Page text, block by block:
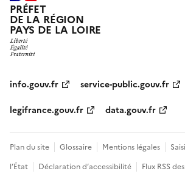
PRÉFET
DE LA RÉGION
PAYS DE LA LOIRE
info.gouv.fr
service-public.gouv.fr
legifrance.gouv.fr
data.gouv.fr
Plan du site Glossaire Mentions légales
l’État
Déclaration d’accessibilité Flux RSS